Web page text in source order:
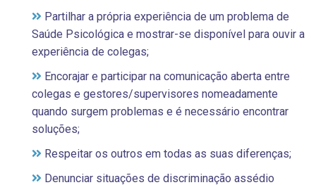
Partilhar a própria experiência de um problema de
Saúde Psicológica e mostrar-se disponível para ouvir a
experiência de colegas;
Encorajar e participar na comunicação aberta entre
colegas e gestores/supervisores nomeadamente
quando surgem problemas e é necessário encontrar
soluções;
Respeitar os outros em todas as suas diferenças;
Denunciar situações de discriminação assédio